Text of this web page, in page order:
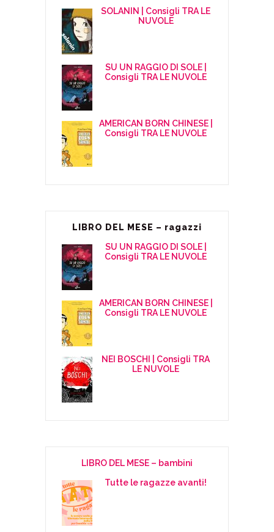
SOLANIN | Consigli TRA LE
NUVOLE
SU UN RAGGIO DI SOLE |
Consigli TRA LE NUVOLE
AMERICAN BORN CHINESE |
Consigli TRA LE NUVOLE
LIBRO DEL MESE – ragazzi
SU UN RAGGIO DI SOLE |
Consigli TRA LE NUVOLE
AMERICAN BORN CHINESE |
Consigli TRA LE NUVOLE
NEI BOSCHI | Consigli TRA
LE NUVOLE
LIBRO DEL MESE – bambini
Tutte le ragazze avanti!